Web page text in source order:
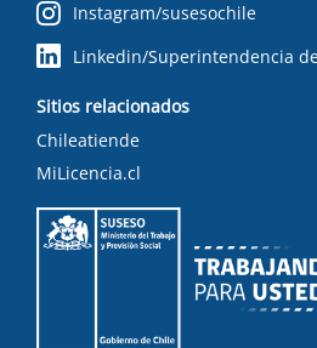
Instagram/susesochile
Linkedin/Superintendencia
Sitios relacionados
Chileatiende
MiLicencia.cl